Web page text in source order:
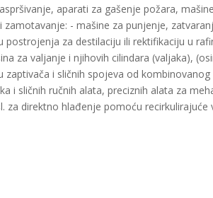
aparati za gašenje požara,
zamotavanje: - mašine za punjenje,
postrojenja za destilaciju ili rektifikaciju u
za valjanje i njihovih cilindara (valjaka),
zaptivača i sličnih spojeva od
i sličnih ručnih alata, preciznih alata za
za direktno hlađenje pomoću recirkulirajuće